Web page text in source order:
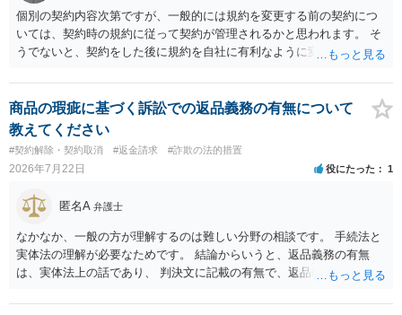
個別の契約内容次第ですが、一般的には規約を変更する前の契約につ
いては、契約時の規約に従って契約が管理されるかと思われます。 そ
うでないと、契約をした後に規約を自社に有利なように変更し、それ
る場合があるかと思われます。
商品の瑕疵に基づく訴訟での返品義務の有無について
教えてください
#契約解除・契約取消 #返金請求 #詐欺の法的措置
2026年7月22日 役にたった 1
匿名A 弁護士
なかなか、一般の方が理解するのは難しい分野の相談です。 手続法と
実体法の理解が必要なためです。 結論からいうと、返品義務の有無
は、実体法上の話であり、 判決文に記載の有無で、返品義務の有無が
品せよ」と判決文に書かれていなくても、 全額支払い判決の前提とし